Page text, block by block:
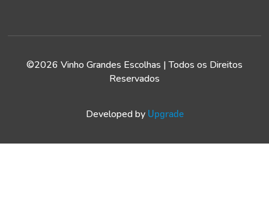
©2026 Vinho Grandes Escolhas | Todos os Direitos
Reservados
Developed by Upgrade